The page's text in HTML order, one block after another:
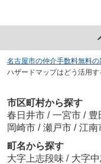
名古屋市の仲介手数料無料
ハザードマップはどう活用
市区町村から探す
春日井市 / 一宮市 / 豊
岡崎市 / 瀬戸市 / 江南
町名から探す
大字上志段味 / 大字